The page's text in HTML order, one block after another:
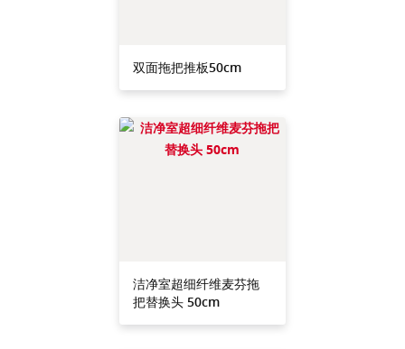
双面拖把推板50cm
洁净室超细纤维麦芬拖
把替换头 50cm